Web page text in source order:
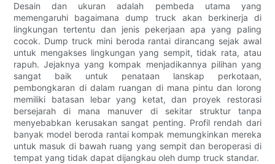
Desain dan ukuran adalah pembeda utama yang
memengaruhi bagaimana dump truck akan berkinerja di
lingkungan tertentu dan jenis pekerjaan apa yang paling
cocok. Dump truck mini beroda rantai dirancang sejak awal
untuk mengakses lingkungan yang sempit, tidak rata, atau
rapuh. Jejaknya yang kompak menjadikannya pilihan yang
sangat baik untuk penataan lanskap perkotaan,
pembongkaran di dalam ruangan di mana pintu dan lorong
memiliki batasan lebar yang ketat, dan proyek restorasi
bersejarah di mana manuver di sekitar struktur tanpa
menyebabkan kerusakan sangat penting. Profil rendah dari
banyak model beroda rantai kompak memungkinkan mereka
untuk masuk di bawah ruang yang sempit dan beroperasi di
tempat yang tidak dapat dijangkau oleh dump truck standar.